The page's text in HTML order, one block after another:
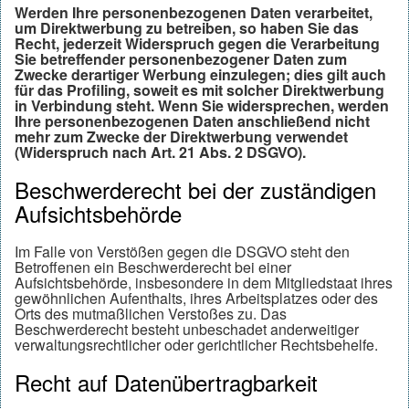
Werden Ihre personenbezogenen Daten verarbeitet,
um Direktwerbung zu betreiben, so haben Sie das
Recht, jederzeit Widerspruch gegen die Verarbeitung
Sie betreffender personenbezogener Daten zum
Zwecke derartiger Werbung einzulegen; dies gilt auch
für das Profiling, soweit es mit solcher Direktwerbung
in Verbindung steht. Wenn Sie widersprechen, werden
Ihre personenbezogenen Daten anschließend nicht
mehr zum Zwecke der Direktwerbung verwendet
(Widerspruch nach Art. 21 Abs. 2 DSGVO).
Beschwerderecht bei der zuständigen
Aufsichtsbehörde
Im Falle von Verstößen gegen die DSGVO steht den
Betroffenen ein Beschwerderecht bei einer
Aufsichtsbehörde, insbesondere in dem Mitgliedstaat ihres
gewöhnlichen Aufenthalts, ihres Arbeitsplatzes oder des
Orts des mutmaßlichen Verstoßes zu. Das
Beschwerderecht besteht unbeschadet anderweitiger
verwaltungsrechtlicher oder gerichtlicher Rechtsbehelfe.
Recht auf Datenübertragbarkeit